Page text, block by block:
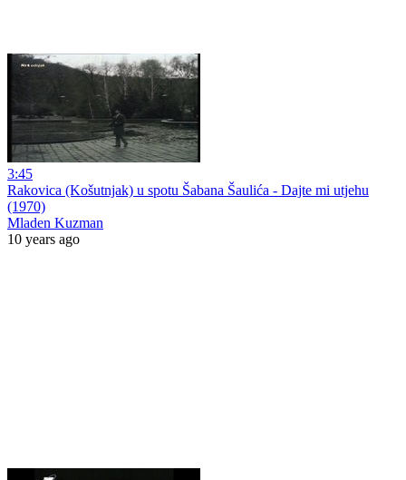
3:45
Rakovica (Košutnjak) u spotu Šabana Šaulića - Dajte mi utjehu
(1970)
Mladen Kuzman
10 years ago